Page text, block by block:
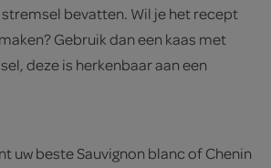
bevatten. Wil je het recept
Gebruik dan een kaas met
deze is herkenbaar aan een
uw beste Sauvignon blanc of Chenin